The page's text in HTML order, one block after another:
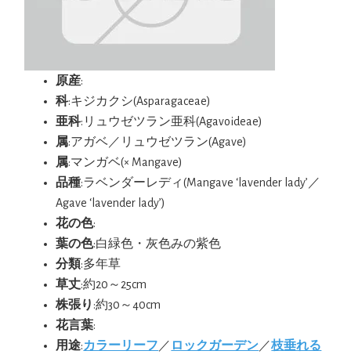
原産:
科:キジカクシ(Asparagaceae)
亜科:リュウゼツラン亜科(Agavoideae)
属:アガベ／リュウゼツラン(Agave)
属:マンガベ(× Mangave)
品種:ラベンダーレディ(Mangave ‘lavender lady’／
Agave ‘lavender lady’)
花の色:
葉の色:白緑色・灰色みの紫色
分類:多年草
草丈:約20～25cm
株張り :約30～40cm
花言葉:
用途:カラーリーフ ／ ロックガーデン ／枝垂れる